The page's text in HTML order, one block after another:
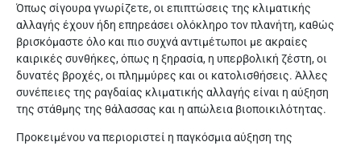
Όπως σίγουρα γνωρίζετε, οι επιπτώσεις της κλιματικής
αλλαγής έχουν ήδη επηρεάσει ολόκληρο τον πλανήτη, καθώς
βρισκόμαστε όλο και πιο συχνά αντιμέτωποι με ακραίες
καιρικές συνθήκες, όπως η ξηρασία, η υπερβολική ζέστη, οι
δυνατές βροχές, οι πλημμύρες και οι κατολισθήσεις. Άλλες
συνέπειες της ραγδαίας κλιματικής αλλαγής είναι η αύξηση
της στάθμης της θάλασσας και η απώλεια βιοποικιλότητας.
Προκειμένου να περιοριστεί η παγκόσμια αύξηση της